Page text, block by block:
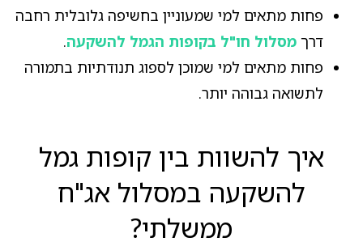
פחות מתאים למי שמעוניין בחשיפה גלובלית רחבה
דרך מסלול חו"ל בקופות הגמל להשקעה.
פחות מתאים למי שמוכן לספוג תנודתיות בתמורה
לתשואה גבוהה יותר.
איך להשוות בין קופות גמל
להשקעה במסלול אג"ח
ממשלתי?